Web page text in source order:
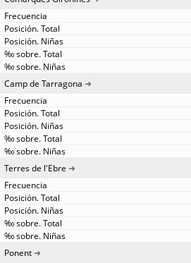
Camp de Tarragona
Terres de l'Ebre
Ponent